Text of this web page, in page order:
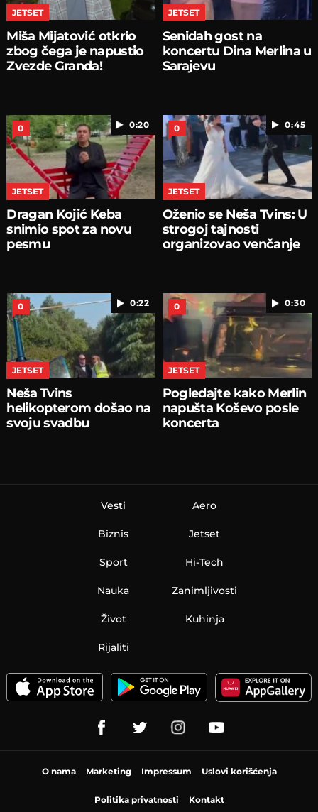
JETSET
Miša Mijatović otkrio
zbog čega je napustio
Zvezde Granda!
JETSET
Senidah gost na
koncertu Dina Merlina u
Sarajevu
0:20
0
JETSET
Dragan Kojić Keba
snimio spot za novu
pesmu
0:45
0
JETSET
Oženio se Neša Tvins: U
strogoj tajnosti
organizovao venčanje
0:22
0
JETSET
Neša Tvins
helikopterom došao na
svoju svadbu
0:30
0
JETSET
Pogledajte kako Merlin
napušta Koševo posle
koncerta
Vesti
Biznis
Sport
Nauka
Aero
Jetset
Hi-Tech
Zanimljivosti
Život Kuhinja
Rijaliti
O nama Marketing Impressum Uslovi korišćenja
Politika privatnosti Kontakt